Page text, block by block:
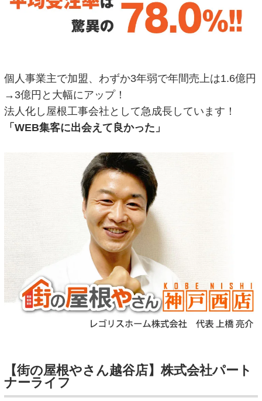
個人事業主で加盟、わずか3年弱で年間売上は1.6億円
→3億円と大幅にアップ！
法人化し屋根工事会社として急成長しています！
「WEB集客に出会えて良かった」
【街の屋根やさん越谷店】株式会社パート
ナーライフ